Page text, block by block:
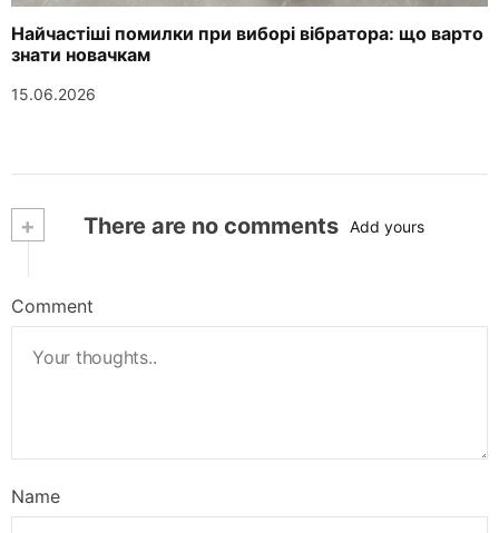
Найчастіші помилки при виборі вібратора: що варто
знати новачкам
15.06.2026
+ There are no comments Add yours
Comment
Name